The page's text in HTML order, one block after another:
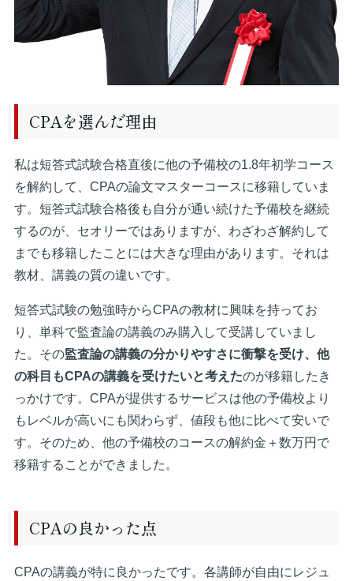
CPAを選んだ理由
私は短答式試験合格直後に他の予備校の1.8年初学コース
を解約して、CPAの論文マスターコースに移籍していま
す。短答式試験合格後も自分が通い続けた予備校を継続
するのが、セオリーではありますが、わざわざ解約して
までも移籍したことには大きな理由があります。それは
教材、講義の質の違いです。
短答式試験の勉強時からCPAの教材に興味を持ってお
り、単科で監査論の講義のみ購入して受講していまし
た。その監査論の講義の分かりやすさに衝撃を受け、他
の科目もCPAの講義を受けたいと考えたのが移籍したき
っかけです。CPAが提供するサービスは他の予備校より
もレベルが高いにも関わらず、値段も他に比べて安いで
す。そのため、他の予備校のコースの解約金＋数万円で
移籍することができました。
CPAの良かった点
CPAの講義が特に良かったです。各講師が自由にレジュ